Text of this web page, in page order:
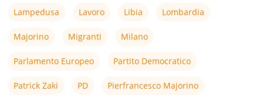
Lampedusa Lavoro Libia Lombardia
Majorino Migranti Milano
Parlamento Europeo Partito Democratico
Patrick Zaki PD Pierfrancesco Majorino